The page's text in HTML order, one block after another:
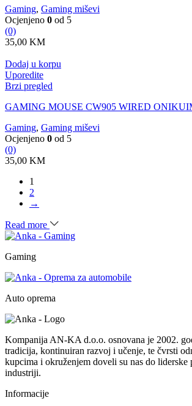
Gaming, Gaming miševi
Ocjenjeno 0 od 5
(0)
35,00 KM
Dodaj u korpu
Uporedite
Brzi pregled
GAMING MOUSE CW905 WIRED
Gaming, Gaming miševi
Ocjenjeno 0 od 5
(0)
35,00 KM
1
2
→
Read more
Gaming
Auto oprema
Kompanija AN-KA d.o.o. osnovana je 2002.
tradicija, kontinuiran razvoj i učenje, te čvrsti
kupcima i okruženjem doveli su nas do liderske
industriji.
Informacije